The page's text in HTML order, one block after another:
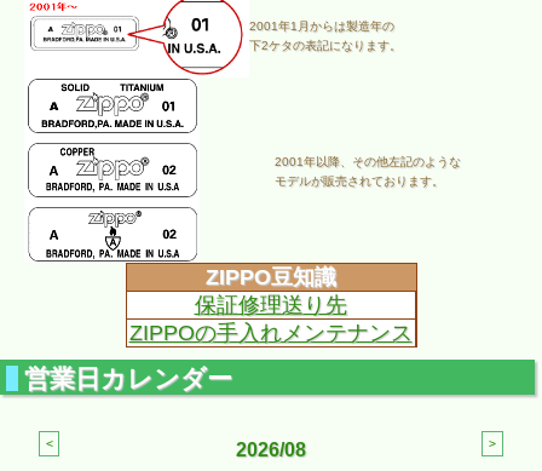
2001年1月からは製造年の
下2ケタの表記になります。
2001年以降、その他左記のような
モデルが販売されております。
ZIPPO豆知識
保証修理送り先
ZIPPOの手入れメンテナンス
営業日カレンダー
2026/08